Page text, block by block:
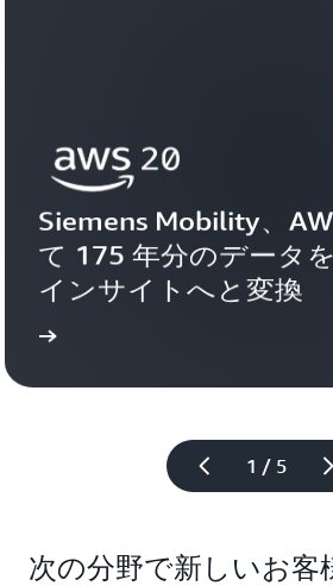
1 / 5
Siemens Mobility、
て 175 年分のデータ
インサイトへと変換
次の分野で新しいお客